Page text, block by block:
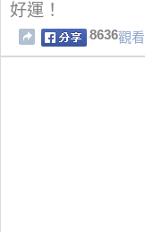
好運！
8636觀看